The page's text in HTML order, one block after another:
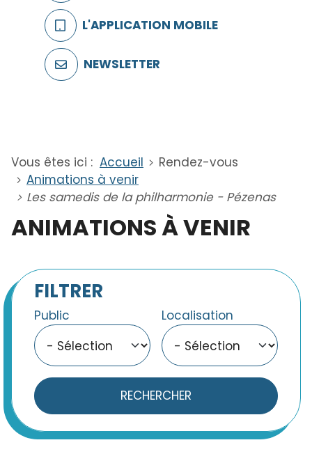
L'APPLICATION MOBILE
NEWSLETTER
Vous êtes ici : Accueil
Rendez-vous
Animations à venir
Les samedis de la philharmonie - Pézenas
ANIMATIONS À VENIR
FILTRER
Public Localisation
RECHERCHER